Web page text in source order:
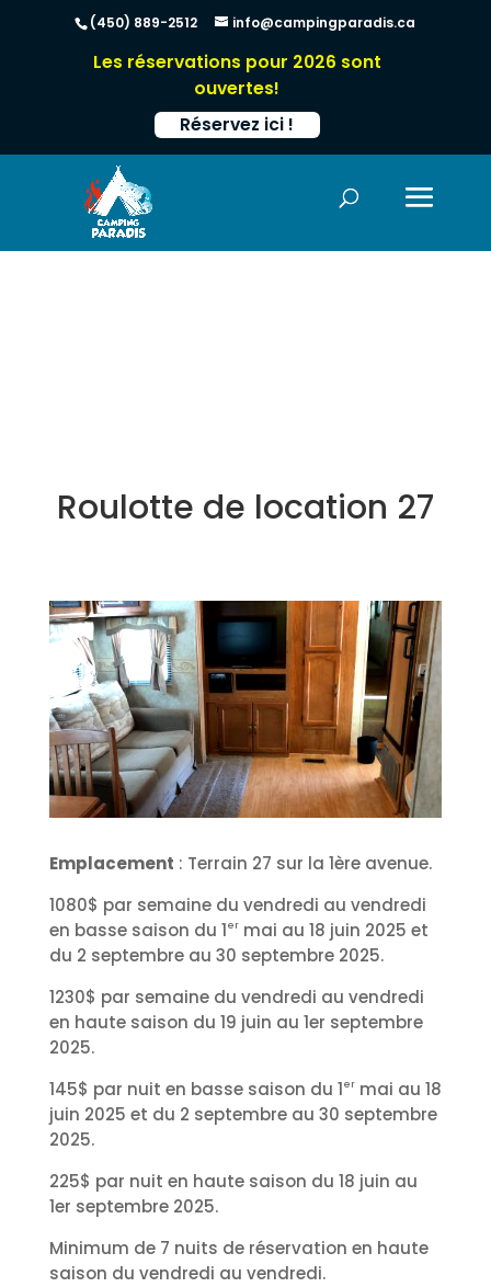
(450) 889-2512 info@campingparadis.ca
Les réservations pour 2026 sont
ouvertes!
Réservez ici !
Roulotte de location 27
Emplacement : Terrain 27 sur la 1ère avenue.
1080$ par semaine du vendredi au vendredi
en basse saison du 1ermai au 18 juin 2025 et
du 2 septembre au 30 septembre 2025.
1230$ par semaine du vendredi au vendredi
en haute saison du 19 juin au 1er septembre
2025.
145$ par nuit en basse saison du 1ermai au 18
juin 2025 et du 2 septembre au 30 septembre
2025.
225$ par nuit en haute saison du 18 juin au
1er septembre 2025.
Minimum de 7 nuits de réservation en haute
saison du vendredi au vendredi.